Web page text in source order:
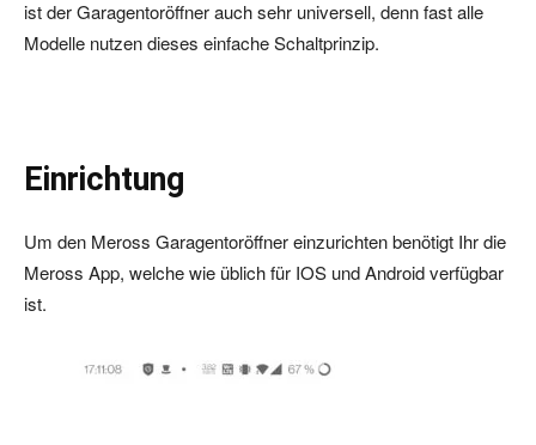
ist der Garagentoröffner auch sehr universell, denn fast alle
Modelle nutzen dieses einfache Schaltprinzip.
Einrichtung
Um den Meross Garagentoröffner einzurichten benötigt Ihr die
Meross App, welche wie üblich für IOS und Android verfügbar
ist.